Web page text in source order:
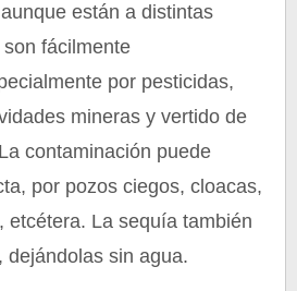
están a distintas
fácilmente
por pesticidas,
mineras y vertido de
contaminación puede
por pozos ciegos, cloacas,
etcétera. La sequía también
dejándolas sin agua.